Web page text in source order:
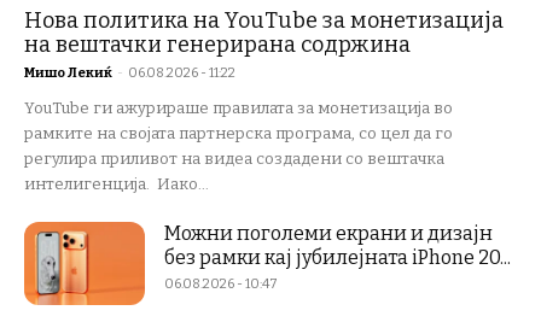
Нова политика на YouTube за монетизација
на вештачки генерирана содржина
Мишо Лекиќ - 06.08.2026 - 11:22
YouTube ги ажурираше правилата за монетизација во
рамките на својата партнерска програма, со цел да го
регулира приливот на видеа создадени со вештачка
интелигенција. Иако...
Можни поголеми екрани и дизајн
без рамки кај јубилејната iPhone 20...
06.08.2026 - 10:47